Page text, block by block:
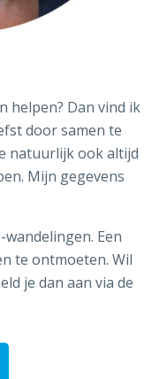
helpen? Dan vind ik
door samen te
natuurlijk ook altijd
Mijn gegevens
Een
te ontmoeten. Wil
je dan aan via de